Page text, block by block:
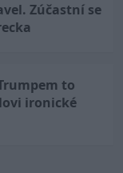
Zúčastní se
to
ironické